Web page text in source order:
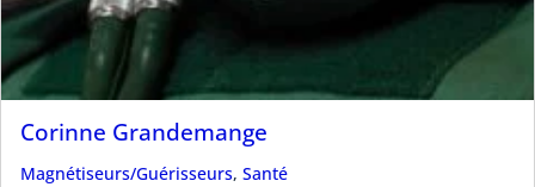
Corinne Grandemange
Magnétiseurs/Guérisseurs, Santé